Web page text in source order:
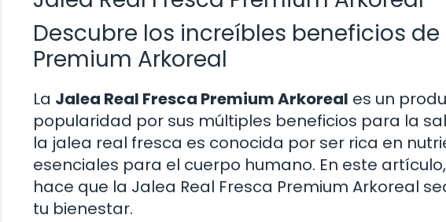
Descubre los increíbles beneficios de
Premium Arkoreal
La Jalea Real Fresca Premium Arkoreal es un
popularidad por sus múltiples beneficios para la
la jalea real fresca es conocida por ser rica en
esenciales para el cuerpo humano. En este
hace que la Jalea Real Fresca Premium Arkoreal
tu bienestar.